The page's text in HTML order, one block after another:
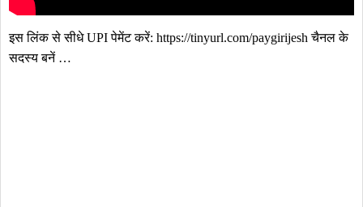
इस लिंक से सीधे UPI पेमेंट करें: https://tinyurl.com/paygirijesh चैनल के
सदस्य बनें …